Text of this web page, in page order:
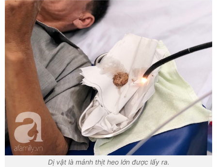
Dị vật là mảnh thịt heo lớn được lấy ra.